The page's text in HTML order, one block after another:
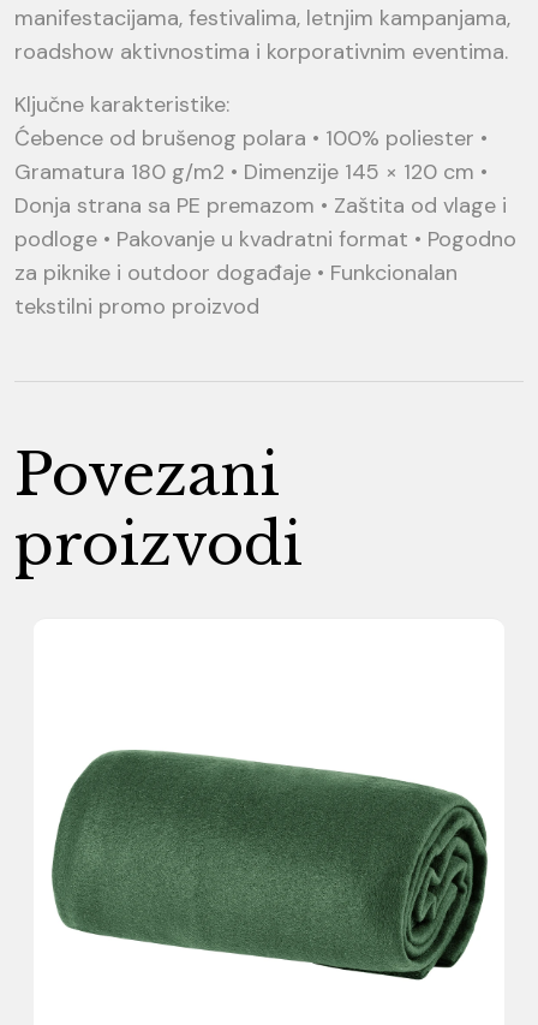
manifestacijama, festivalima, letnjim kampanjama,
roadshow aktivnostima i korporativnim eventima.
Ključne karakteristike:
Ćebence od brušenog polara • 100% poliester •
Gramatura 180 g/m2 • Dimenzije 145 × 120 cm •
Donja strana sa PE premazom • Zaštita od vlage i
podloge • Pakovanje u kvadratni format • Pogodno
za piknike i outdoor događaje • Funkcionalan
tekstilni promo proizvod
Povezani
proizvodi